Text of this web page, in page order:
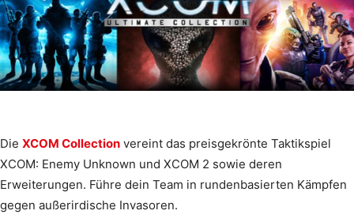
Die XCOM Collection vereint das preisgekrönte Taktikspiel
XCOM: Enemy Unknown und XCOM 2 sowie deren
Erweiterungen. Führe dein Team in rundenbasierten Kämpfen
gegen außerirdische Invasoren.